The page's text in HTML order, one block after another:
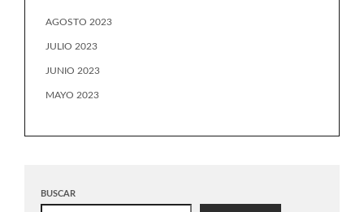
AGOSTO 2023
JULIO 2023
JUNIO 2023
MAYO 2023
BUSCAR